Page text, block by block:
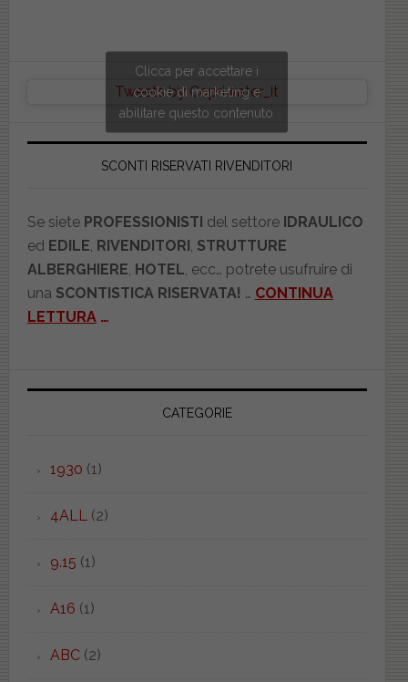
Tweets by Copriwater_it
Clicca per accettare i
cookie di marketing e
abilitare questo contenuto
SCONTI RISERVATI RIVENDITORI
Se siete PROFESSIONISTI del settore IDRAULICO
ed EDILE RIVENDITORI STRUTTURE
ALBERGHIERE HOTEL , ecc… potrete usufruire di
una SCONTISTICA RISERVATA! … CONTINUA
LETTURA …
CATEGORIE
1930 (1)
4ALL (2)
9.15 (1)
A16 (1)
ABC(2)